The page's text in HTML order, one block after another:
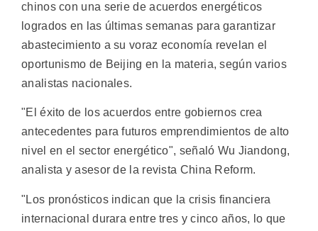
chinos con una serie de acuerdos energéticos
logrados en las últimas semanas para garantizar
abastecimiento a su voraz economía revelan el
oportunismo de Beijing en la materia, según varios
analistas nacionales.
"El éxito de los acuerdos entre gobiernos crea
antecedentes para futuros emprendimientos de alto
nivel en el sector energético", señaló Wu Jiandong,
analista y asesor de la revista China Reform.
"Los pronósticos indican que la crisis financiera
internacional durara entre tres y cinco años, lo que